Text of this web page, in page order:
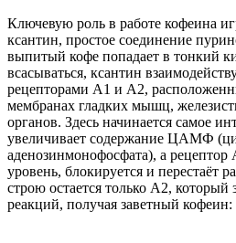
Ключевую роль в работе кофеина
ксантин, простое соединение
выпитый кофе попадает в тонкий
всасываться, ксантин
рецепторами А1 и А2,
мембранах гладких мышц,
органов. Здесь начинается самое
увеличивает содержание ЦАМФ
аденозинмонофосфата), а
уровень, блокируется и перестаёт
строю остается только А2, который
реакций, получая заветный кофеин: